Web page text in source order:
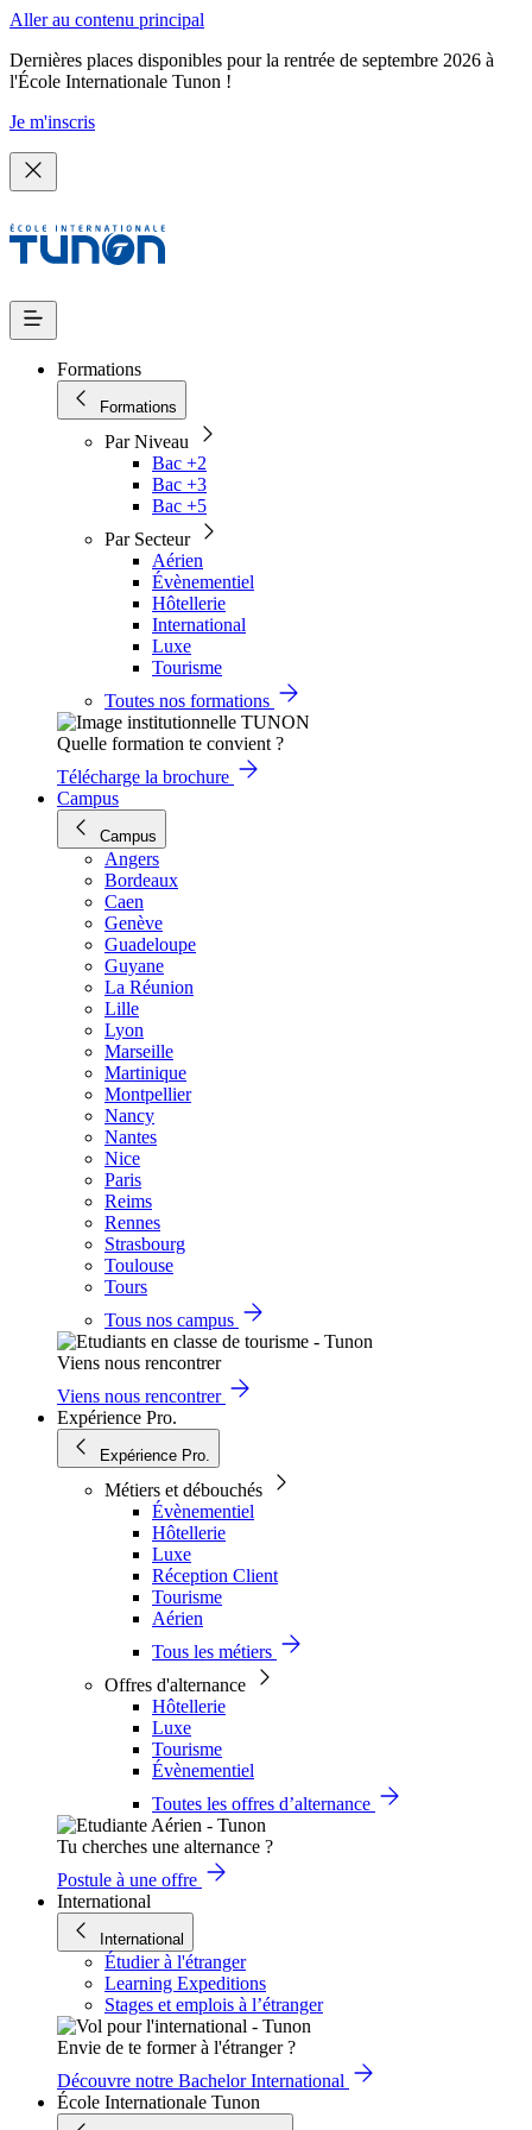
Aller au contenu principal
Dernières places disponibles pour la rentrée de septembre 2026 à
l'École Internationale Tunon !
Je m'inscris
Formations
Formations
Par Niveau
Bac +2
Bac +3
Bac +5
Par Secteur
Aérien
Évènementiel
Hôtellerie
International
Luxe
Tourisme
Toutes nos formations
Quelle formation te convient ?
Télécharge la brochure
Campus
Campus
Angers
Bordeaux
Caen
Genève
Guadeloupe
Guyane
La Réunion
Lille
Lyon
Marseille
Martinique
Montpellier
Nancy
Nantes
Nice
Paris
Reims
Rennes
Strasbourg
Toulouse
Tours
Tous nos campus
Viens nous rencontrer
Viens nous rencontrer
Expérience Pro.
Expérience Pro.
Métiers et débouchés
Évènementiel
Hôtellerie
Luxe
Réception Client
Tourisme
Aérien
Tous les métiers
Offres d'alternance
Hôtellerie
Luxe
Tourisme
Évènementiel
Toutes les offres d’alternance
Tu cherches une alternance ?
Postule à une offre
International
International
Étudier à l'étranger
Learning Expeditions
Stages et emplois à l’étranger
Envie de te former à l'étranger ?
Découvre notre Bachelor International
École Internationale Tunon